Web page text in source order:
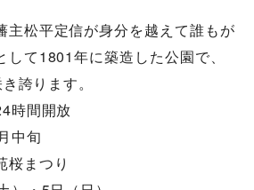
主松平定信が身分を越えて誰もが
て1801年に築造した公園で、
誇ります。
時間開放
中旬
桜まつり